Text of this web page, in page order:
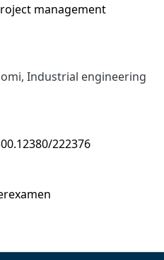
management
, Industrial engineering
222376